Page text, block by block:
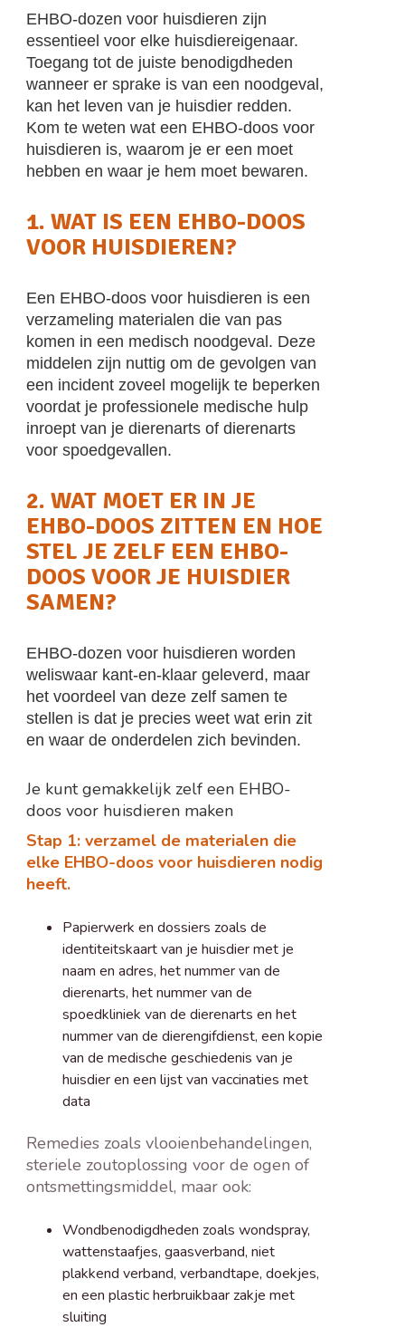
EHBO-dozen voor huisdieren zijn
essentieel voor elke huisdiereigenaar.
Toegang tot de juiste benodigdheden
wanneer er sprake is van een noodgeval,
kan het leven van je huisdier redden.
Kom te weten wat een EHBO-doos voor
huisdieren is, waarom je er een moet
hebben en waar je hem moet bewaren.
1. WAT IS EEN EHBO-DOOS
VOOR HUISDIEREN?
Een EHBO-doos voor huisdieren is een
verzameling materialen die van pas
komen in een medisch noodgeval. Deze
middelen zijn nuttig om de gevolgen van
een incident zoveel mogelijk te beperken
voordat je professionele medische hulp
inroept van je dierenarts of dierenarts
voor spoedgevallen.
2. WAT MOET ER IN JE
EHBO-DOOS ZITTEN EN HOE
STEL JE ZELF EEN EHBO-
DOOS VOOR JE HUISDIER
SAMEN?
EHBO-dozen voor huisdieren worden
weliswaar kant-en-klaar geleverd, maar
het voordeel van deze zelf samen te
stellen is dat je precies weet wat erin zit
en waar de onderdelen zich bevinden.
Je kunt gemakkelijk zelf een EHBO-
doos voor huisdieren maken
Stap 1: verzamel de materialen die
elke EHBO-doos voor huisdieren nodig
heeft.
Papierwerk en dossiers zoals de
identiteitskaart van je huisdier met je
naam en adres, het nummer van de
dierenarts, het nummer van de
spoedkliniek van de dierenarts en het
nummer van de dierengifdienst, een kopie
van de medische geschiedenis van je
huisdier en een lijst van vaccinaties met
data
Remedies zoals vlooienbehandelingen,
steriele zoutoplossing voor de ogen of
ontsmettingsmiddel, maar ook:
Wondbenodigdheden zoals wondspray,
wattenstaafjes, gaasverband, niet
plakkend verband, verbandtape, doekjes,
en een plastic herbruikbaar zakje met
sluiting